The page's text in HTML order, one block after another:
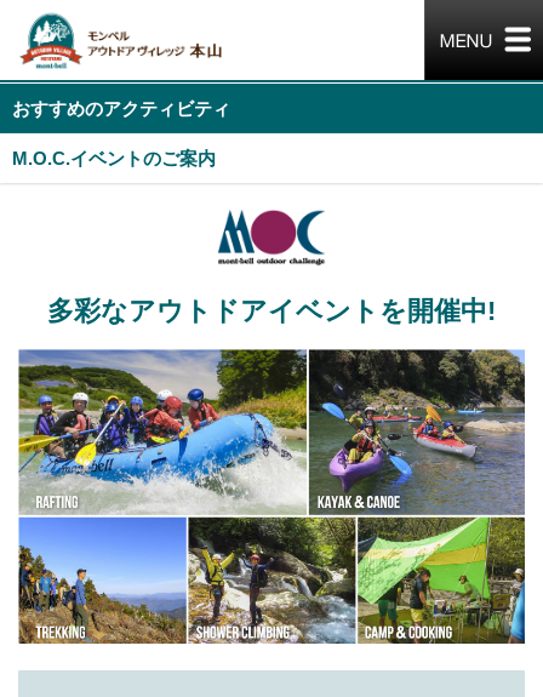
おすすめのアクティビティ
M.O.C.イベントのご案内
多彩なアウトドアイベントを開催中!